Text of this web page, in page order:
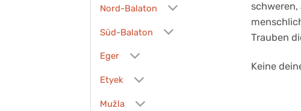
Nord-Balaton
Süd-Balaton
Eger
Etyek
Mužla
schweren,
Trauben
Keine